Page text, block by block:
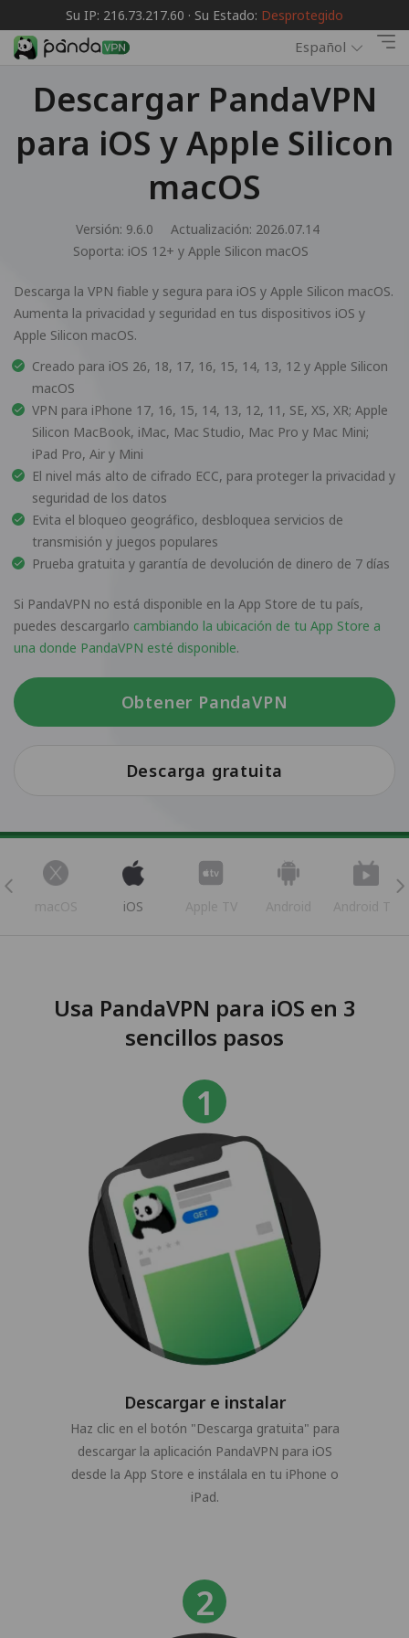
Su IP: 216.73.217.60 · Su Estado: Desprotegido
Español
Descargar PandaVPN
para iOS y Apple Silicon
macOS
Versión: 9.6.0
Actualización: 2026.07.14
Soporta: iOS 12+ y Apple Silicon macOS
Descarga la VPN fiable y segura para iOS y Apple Silicon macOS.
Aumenta la privacidad y seguridad en tus dispositivos iOS y
Apple Silicon macOS.
Creado para iOS 26, 18, 17, 16, 15, 14, 13, 12 y Apple Silicon
macOS
VPN para iPhone 17, 16, 15, 14, 13, 12, 11, SE, XS, XR; Apple
Silicon MacBook, iMac, Mac Studio, Mac Pro y Mac Mini;
iPad Pro, Air y Mini
El nivel más alto de cifrado ECC, para proteger la privacidad y
seguridad de los datos
Evita el bloqueo geográfico, desbloquea servicios de
transmisión y juegos populares
Prueba gratuita y garantía de devolución de dinero de 7 días
Si PandaVPN no está disponible en la App Store de tu país,
puedes descargarlo cambiando la ubicación de tu App Store a
una donde PandaVPN esté disponible.
Obtener PandaVPN
Descarga gratuita
macOS iOS Apple TV Android Android TV
Usa PandaVPN para iOS en 3
sencillos pasos
Descargar e instalar
Haz clic en el botón "Descarga gratuita" para
descargar la aplicación PandaVPN para iOS
desde la App Store e instálala en tu iPhone o
iPad.